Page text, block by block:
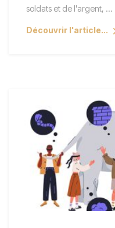
soldats et de l'argent, ...
Découvrir l'article...